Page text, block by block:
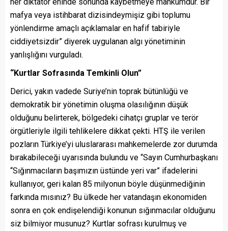
mafya veya istihbarat dizisindeymişiz gibi toplumu
yönlendirme amaçlı açıklamalar en hafif tabiriyle
ciddiyetsizdir” diyerek uygulanan algı yönetiminin
yanlışlığını vurguladı.
“Kurtlar Sofrasında Temkinli Olun”
Derici, yakın vadede Suriye’nin toprak bütünlüğü ve
demokratik bir yönetimin oluşma olasılığının düşük
olduğunu belirterek, bölgedeki cihatçı gruplar ve terör
örgütleriyle ilgili tehlikelere dikkat çekti. HTŞ ile verilen
pozların Türkiye’yi uluslararası mahkemelerde zor durumda
bırakabileceği uyarısında bulundu ve “Sayın Cumhurbaşkanı
“Sığınmacıların başımızın üstünde yeri var” ifadelerini
kullanıyor, geri kalan 85 milyonun böyle düşünmediğinin
farkında mısınız? Bu ülkede her vatandaşın ekonomiden
sonra en çok endişelendiği konunun sığınmacılar olduğunu
siz bilmiyor musunuz? Kurtlar sofrası kurulmuş ve